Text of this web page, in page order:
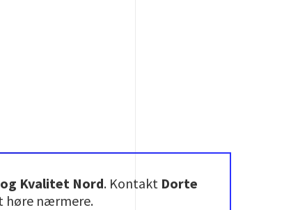
Kvalitet Nord. Kontakt Dorte
høre nærmere.